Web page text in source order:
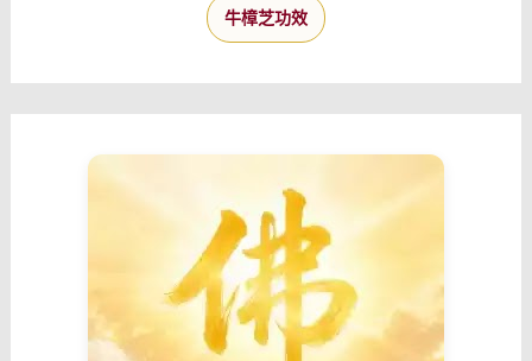
牛樟芝功效